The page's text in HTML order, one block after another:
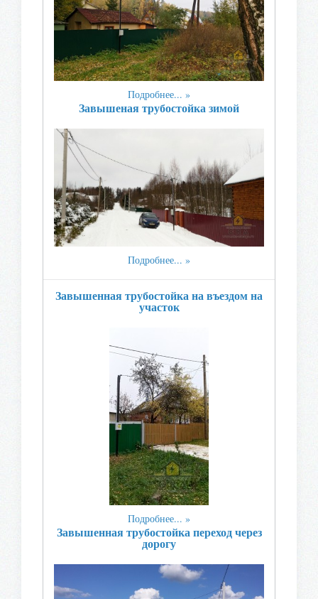
Подробнее...
Завышеная трубостойка зимой
Подробнее...
Завышенная трубостойка на въездом на
участок
Подробнее...
Завышенная трубостойка переход через
дорогу